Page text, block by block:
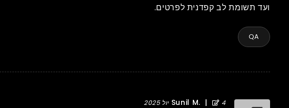
ועד תשומת לב קפדנית לפרטים.
QA
Sunil M. | 4 יול 2025